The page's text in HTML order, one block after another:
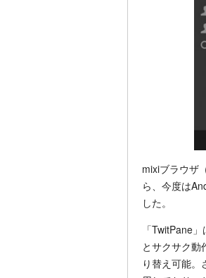
mixiブラウザ
ら、今度は
した。
「TwitPane
とサクサク動
り替え可能